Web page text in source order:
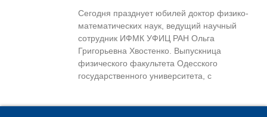
Сегодня празднует юбилей доктор физико-
математических наук, ведущий научный
сотрудник ИФМК УФИЦ РАН Ольга
Григорьевна Хвостенко. Выпускница
физического факультета Одесского
государственного университета, с